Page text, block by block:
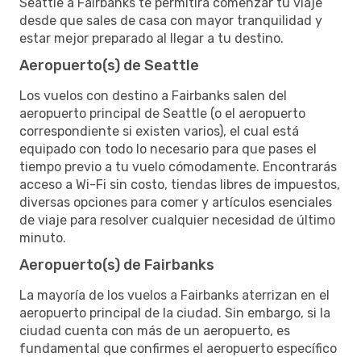
desde que sales de casa con mayor tranquilidad y
estar mejor preparado al llegar a tu destino.
Aeropuerto(s) de Seattle
Los vuelos con destino a Fairbanks salen del
aeropuerto principal de Seattle (o el aeropuerto
correspondiente si existen varios), el cual está
equipado con todo lo necesario para que pases el
tiempo previo a tu vuelo cómodamente. Encontrarás
acceso a Wi-Fi sin costo, tiendas libres de impuestos,
diversas opciones para comer y artículos esenciales
de viaje para resolver cualquier necesidad de último
minuto.
Aeropuerto(s) de Fairbanks
La mayoría de los vuelos a Fairbanks aterrizan en el
aeropuerto principal de la ciudad. Sin embargo, si la
ciudad cuenta con más de un aeropuerto, es
fundamental que confirmes el aeropuerto específico